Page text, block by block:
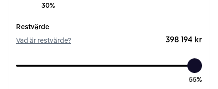
30%
Restvärde
Vad är restvärde?
398 194 kr
55%